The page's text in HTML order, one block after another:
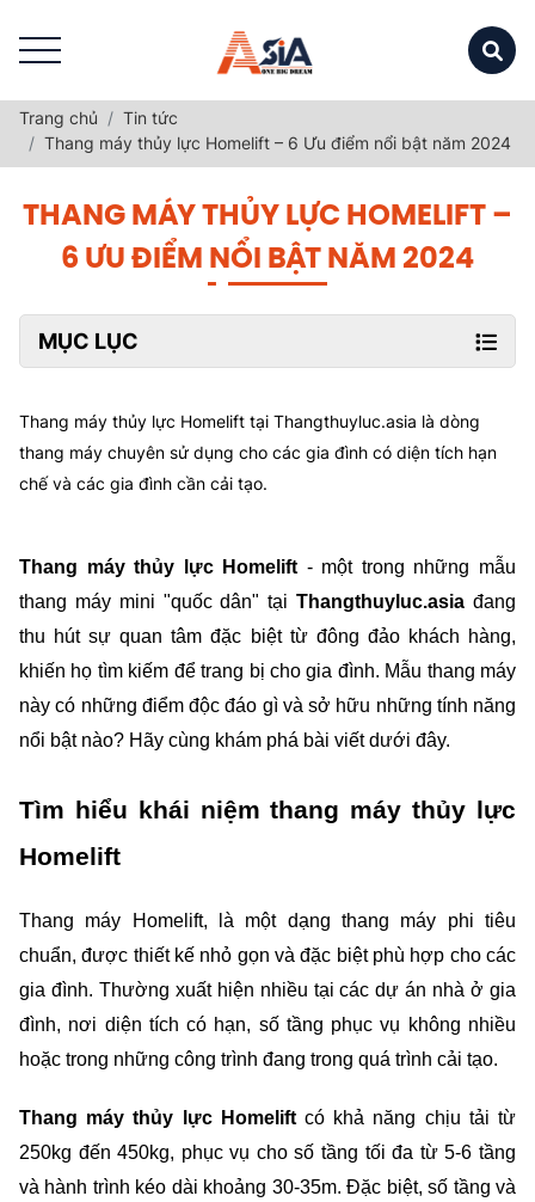
Trang chủ
Tin tức
Thang máy thủy lực Homelift – 6 Ưu điểm nổi bật năm 2024
THANG MÁY THỦY LỰC HOMELIFT –
6 ƯU ĐIỂM NỔI BẬT NĂM 2024
MỤC LỤC
Thang máy thủy lực Homelift tại Thangthuyluc.asia là dòng
thang máy chuyên sử dụng cho các gia đình có diện tích hạn
chế và các gia đình cần cải tạo.
Thang máy thủy lực Homelift - một trong những mẫu
thang máy mini "quốc dân" tại Thangthuyluc.asia đang
thu hút sự quan tâm đặc biệt từ đông đảo khách hàng,
khiến họ tìm kiếm để trang bị cho gia đình. Mẫu thang máy
này có những điểm độc đáo gì và sở hữu những tính năng
nổi bật nào? Hãy cùng khám phá bài viết dưới đây.
Tìm hiểu khái niệm thang máy thủy lực
Homelift
Thang máy Homelift, là một dạng thang máy phi tiêu
chuẩn, được thiết kế nhỏ gọn và đặc biệt phù hợp cho các
gia đình. Thường xuất hiện nhiều tại các dự án nhà ở gia
đình, nơi diện tích có hạn, số tầng phục vụ không nhiều
hoặc trong những công trình đang trong quá trình cải tạo.
Thang máy thủy lực Homelift có khả năng chịu tải từ
250kg đến 450kg, phục vụ cho số tầng tối đa từ 5-6 tầng
và hành trình kéo dài khoảng 30-35m. Đặc biệt, số tầng và